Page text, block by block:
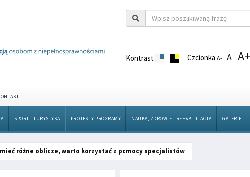
Kontrast CzcionkaA- A A+
SPORT I TURYSTYKA PROJEKTY PROGRAMY NAUKA, ZDROWIE I REHABILITACJA GALERIE
różne oblicze, warto korzystać z pomocy specjalistów